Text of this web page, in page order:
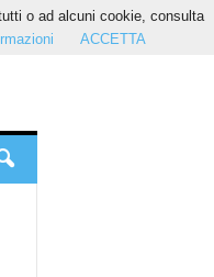
o ad alcuni cookie, consulta
ACCETTA